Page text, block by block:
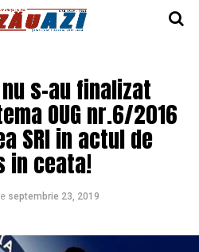
s-au finalizat
OUG nr.6/2016
SRI in actul de
in ceata!
septembrie 23, 2019